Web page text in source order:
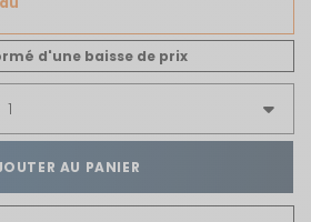
d'une baisse de prix
AU PANIER